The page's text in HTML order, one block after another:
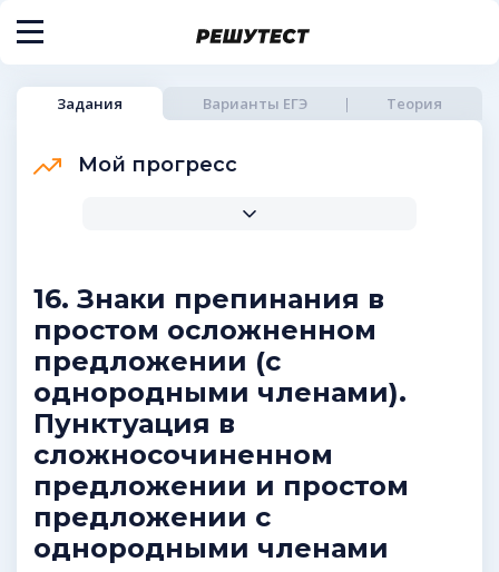
Задания Варианты ЕГЭ Теория
Мой прогресс
16. Знаки препинания в
простом осложненном
предложении (с
однородными членами).
Пунктуация в
сложносочиненном
предложении и простом
предложении с
однородными членами